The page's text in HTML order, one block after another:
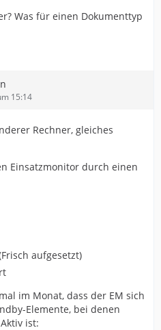
Was für einen Dokumenttyp
15:14
Rechner, gleiches
Einsatzmonitor durch einen
aufgesetzt)
im Monat, dass der EM sich
Elemente, bei denen
ist: